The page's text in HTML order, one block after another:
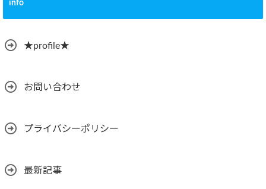
info
★profile★
お問い合わせ
プライバシーポリシー
最新記事